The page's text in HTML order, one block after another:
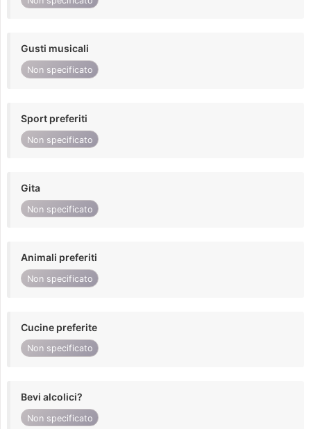
Gusti musicali
Non specificato
Sport preferiti
Non specificato
Gita
Non specificato
Animali preferiti
Non specificato
Cucine preferite
Non specificato
Bevi alcolici?
Non specificato